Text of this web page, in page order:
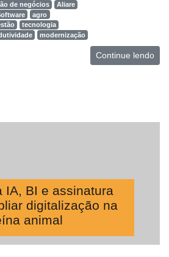
de negócios
Aliare
agro
tecnologia
modernização
Continue lendo
IA, BI e assinatura
digitalização na
animal